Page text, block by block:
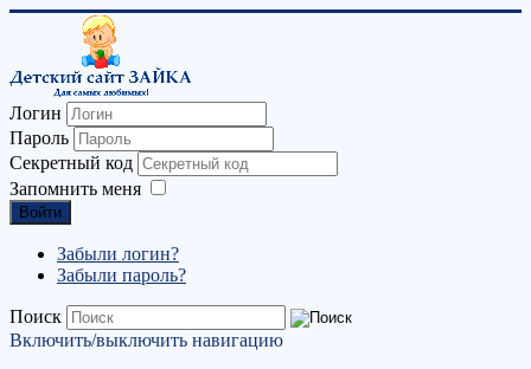
Логин
Пароль
Секретный код
Запомнить меня
Войти
Забыли логин?
Забыли пароль?
Поиск
Включить/выключить навигацию